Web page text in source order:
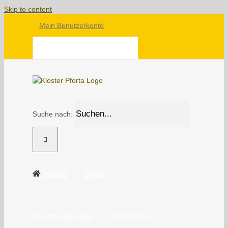
Skip to content
Mein Benutzerkonto
Suche nach: